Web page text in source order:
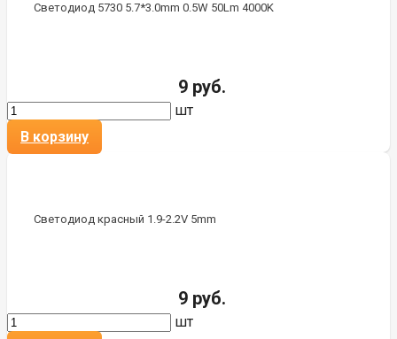
Светодиод 5730 5.7*3.0mm 0.5W 50Lm 4000K
9 руб.
шт
В корзину
Светодиод красный 1.9-2.2V 5mm
9 руб.
шт